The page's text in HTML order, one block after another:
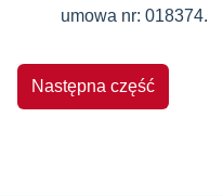
umowa nr: 018374.
Następna część